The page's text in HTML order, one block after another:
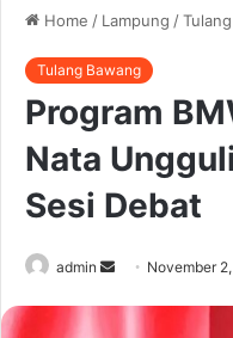
Home / Lampung /
Tulang Bawang
Program
Nata
Sesi Debat
admin
Send November